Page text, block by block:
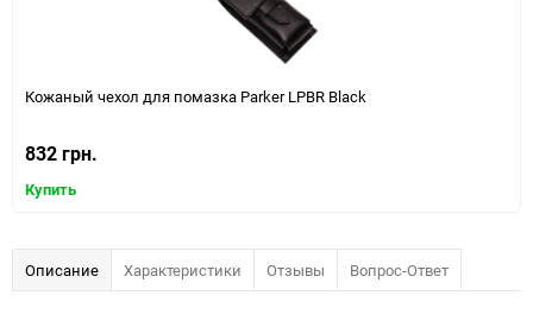
Кожаный чехол для помазка Parker LPBR Black
832 грн.
Купить
Описание Характеристики Отзывы Вопрос-Ответ